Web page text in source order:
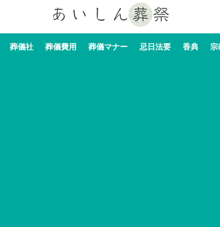
葬儀社 葬儀費用 葬儀マナー 忌日法要 香典 宗